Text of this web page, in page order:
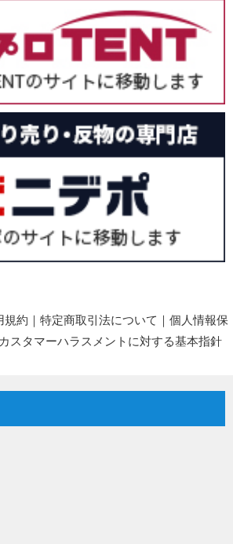
規約 ｜ 特定商取引法について ｜ 個人情報保
カスタマーハラスメントに対する基本指針